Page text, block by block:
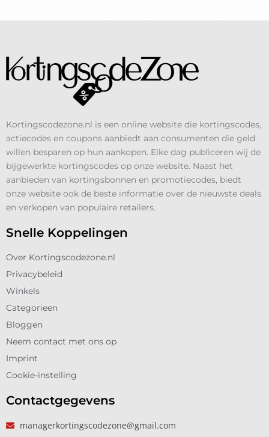
Kortingscodezone.nl is een online website die kortingscodes,
actiecodes en coupons aanbiedt aan consumenten die geld
willen besparen op hun aankopen. Elke dag publiceren wij de
bijgewerkte kortingscodes op onze website. Naast het
aanbieden van kortingsbonnen en promotiecodes, biedt
onze website ook de beste informatie over de nieuwste deals
en verkopen van populaire retailers.
Snelle Koppelingen
Over Kortingscodezone.nl
Privacybeleid
Winkels
Categorieen
Bloggen
Neem contact met ons op
Imprint
Cookie-instelling
Contactgegevens
managerkortingscodezone@gmail.com